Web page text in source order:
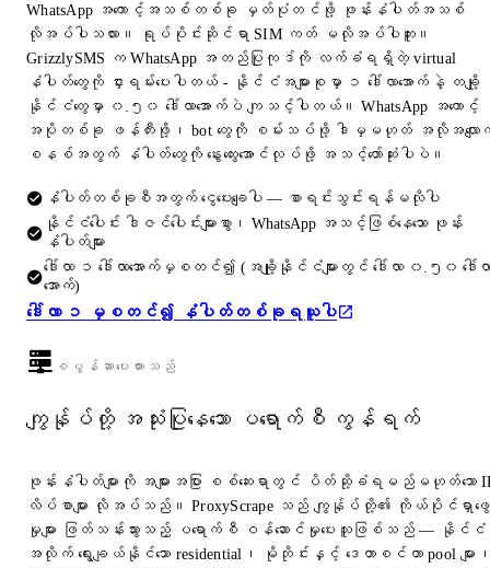
WhatsApp အကောင့်အသစ်တစ်ခု မှတ်ပုံတင်ဖို့ ဖုန်းနံပါတ်အသစ်
လိုအပ်ပါသလား။ ရုပ်ပိုင်းဆိုင်ရာ SIM ကတ် မလိုအပ်ပါဘူး။
GrizzlySMS က WhatsApp အတည်ပြုကုဒ်ကို လက်ခံရရှိတဲ့ virtual
နံပါတ်တွေကို ငှားရမ်းပေးပါတယ် - နိုင်ငံအများစုမှာ ၁ ဒေါ်လာအောက်နဲ့ တချို့
နိုင်ငံတွေမှာ ၀.၅၀ ဒေါ်လာအောက်ပဲ ကျသင့်ပါတယ်။ WhatsApp အကောင့်
အပိုတစ်ခု ဖန်တီးဖို့၊ bot တွေကို စမ်းသပ်ဖို့ ဒါမှမဟုတ် အလိုအလျော
စနစ်အတွက် နံပါတ်တွေကို နွေးထွေးအောင်လုပ်ဖို့ အသင့်တော်ဆုံးပါပဲ။
နံပါတ်တစ်ခုစီအတွက် ငွေပေးချေပါ — စာရင်းသွင်းရန်မလိုပါ
နိုင်ငံပေါင်း ဒါဇင်ပေါင်းများစွာ၊ WhatsApp အသင့်ဖြစ်နေသော ဖုန်း
နံပါတ်များ
ဒေါ်လာ ၁ ဒေါ်လာအောက်မှစတင်၍ (အချို့နိုင်ငံများတွင် ဒေါ်လာ ၀.၅၀ ဒေါ်လ
အောက်)
ဒေါ်လာ ၁ မှစတင်၍ နံပါတ်တစ်ခုရယူပါ
စပွန်ဆာပေးထားသည်
ကျွန်ုပ်တို့ အသုံးပြုနေသော ပရောက်စီ ကွန်ရက်
ဖုန်းနံပါတ်များကို အများအပြား စစ်ဆေးရာတွင် ပိတ်ဆို့ခံရမည်မဟုတ်သော
လိပ်စာများ လိုအပ်သည်။ ProxyScrape သည် ကျွန်ုပ်တို့၏ ကိုယ်ပိုင်ရှာဖွေ
မှုများ ဖြတ်သန်းသွားသည့် ပရောက်စီ ဝန်ဆောင်မှုပေးသူဖြစ်သည် — နိုင်ငံ
အလိုက် ရွေးချယ်နိုင်သော residential၊ မိုဘိုင်းနှင့် ဒေတာစင်တာ pool များ